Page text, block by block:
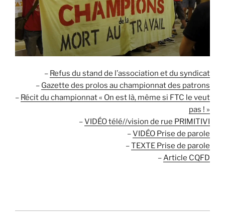
– Refus du stand de l’association et du syndicat
– Gazette des prolos au championnat des patrons
– Récit du championnat « On est là, même si FTC le veut
pas ! »
–VIDÉO télé//vision de rue PRIMITIVI
–VIDÉO Prise de parole
–TEXTE Prise de parole
–Article CQFD